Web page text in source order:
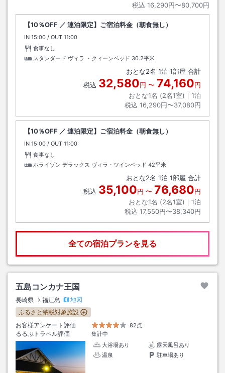
税込 16,290円〜80,700円
【10％OFF ／ 連泊限定】ご宿泊料金（朝食無し）
IN チェックイン
15:00 / OUT チェックアウト
11:00
食事なし
スタンダード ヴィラ ・クィーンベッド 30.2平米
おとな2名 1泊 1部屋 合計
税込 32,580円 〜 74,160円
おとな1名 (2名1室)｜ 1泊
税込 16,290円〜37,080円
【10％OFF ／ 連泊限定】ご宿泊料金（朝食無し）
IN チェックイン
15:00 / OUT チェックアウト
11:00
食事なし
ホライゾン デラックス ヴィラ・ツインベッド 42平米
おとな2名 1泊 1部屋 合計
税込 35,100円 〜 76,680円
おとな1名 (2名1室)｜ 1泊
税込 17,550円〜38,340円
全ての宿泊プランを見る
五島コンカナ王国
長崎県 福江島
地図
ふるさと納税対象施設
お客様アンケート評価
82点
るるぶトラベル評価
集計中
大浴場あり
露天風呂あり
温泉
駐車場あり